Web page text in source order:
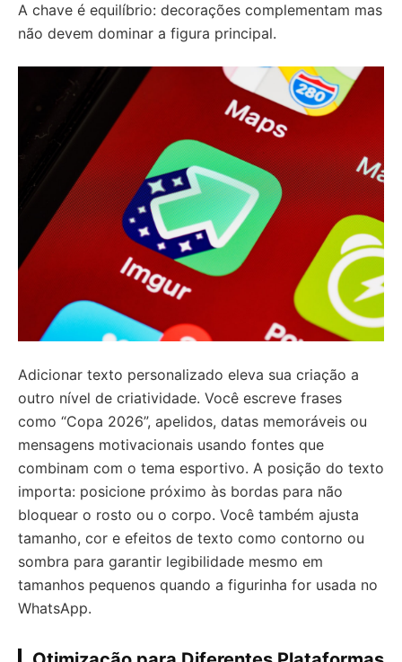
A chave é equilíbrio: decorações complementam mas
não devem dominar a figura principal.
Adicionar texto personalizado eleva sua criação a
outro nível de criatividade. Você escreve frases
como “Copa 2026”, apelidos, datas memoráveis ou
mensagens motivacionais usando fontes que
combinam com o tema esportivo. A posição do texto
importa: posicione próximo às bordas para não
bloquear o rosto ou o corpo. Você também ajusta
tamanho, cor e efeitos de texto como contorno ou
sombra para garantir legibilidade mesmo em
tamanhos pequenos quando a figurinha for usada no
WhatsApp.